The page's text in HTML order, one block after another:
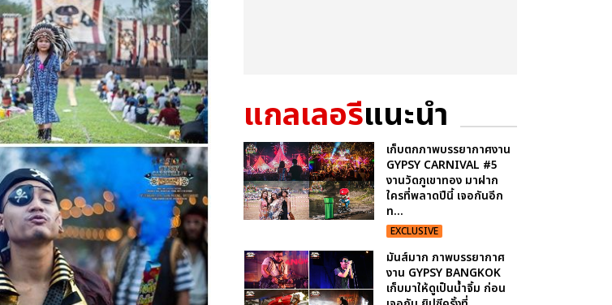
แกลเลอรีแนะนำ
เก็บตกภาพบรรยากาศงาน
GYPSY CARNIVAL #5
งานวัดภูเขาทอง มาฝาก
ใครที่พลาดปีนี้ เจอกันอีก
ท...
EXCLUSIVE
มันส์มาก ภาพบรรยากาศ
งาน GYPSY BANGKOK
เก็บมาให้ดูเป็นน้ำจิ้ม ก่อน